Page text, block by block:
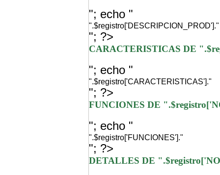
"; echo "
".$registro['DESCRIPCION_PROD']."
"; ?>
CARACTERISTICAS DE
"; echo "
".$registro['CARACTERISTICAS']."
"; ?>
FUNCIONES DE
"; echo "
".$registro['FUNCIONES']."
"; ?>
DETALLES DE